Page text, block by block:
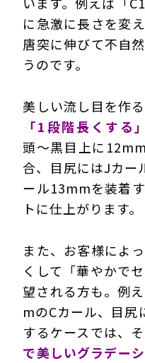
に急激に長さを変
唐突に伸びて不自
うのです。
美しい流し目を作る
「1段階長くする」
頭〜黒目上に
合、目尻にはJカー
ール13mmを装着
トに仕上がります。
また、お客様によ
くして「華やかで
望される方も。例
mのCカール、目
するケースでは、
で美しいグラデー